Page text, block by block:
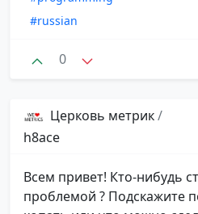
#russian
0
Церковь метрик/
h8ace
Всем привет! Кто-нибудь
проблемой ? Подскажите